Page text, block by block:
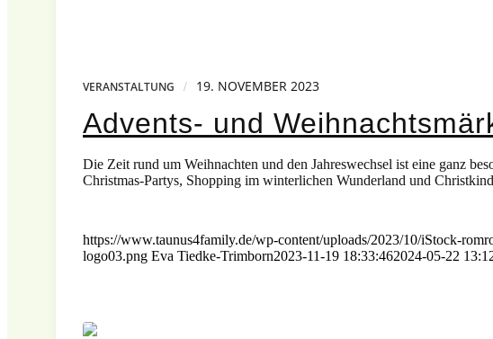
VERANSTALTUNG / 19. NOVEMBER 2023
Advents- und
Die Zeit rund um Weihnachten und den Jahreswechsel ist eine ganz
Christmas-Partys, Shopping im winterlichen Wunderland und
https://www.taunus4family.de/wp-content/uploads/2023/10/iStock-
logo03.png Eva Tiedke-Trimborn2023-11-19 18:33:462024-05-22